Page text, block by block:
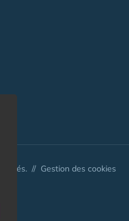
// Gestion des cookies